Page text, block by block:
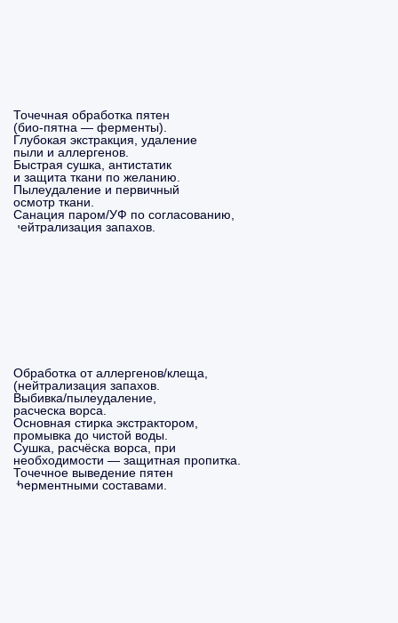
Точечная обработка пятен
(био-пятна — ферменты).
Глубокая экстракция, удаление
пыли и аллергенов.
Быстрая сушка, антистатик
и защита ткани по желанию.
Пылеудаление и первичный
осмотр ткани.
Санация паром/УФ по согласованию,
нейтрализация запахов.
Обработка от аллергенов/клеща,
(нейтрализация запахов.
Выбивка/пылеудаление,
расческа ворса.
Основная стирка экстрактором,
промывка до чистой воды.
Сушка, расчёска ворса, при
необходимости — защитная пропитка.
Точечное выведение пятен
ферментными составами.